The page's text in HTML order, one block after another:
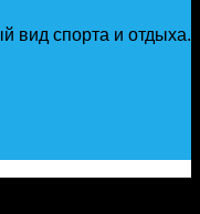
вид спорта и отдыха.